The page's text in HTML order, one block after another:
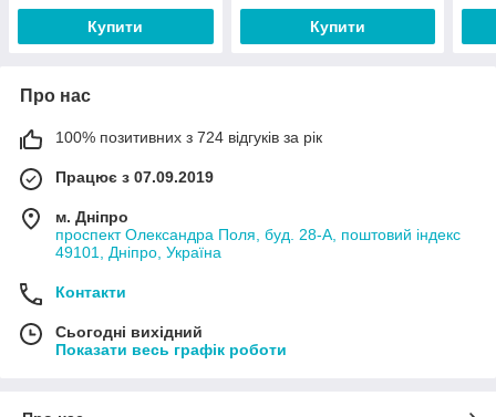
Купити Купити
Про нас
100% позитивних з 724 відгуків за рік
Працює з 07.09.2019
м. Дніпро
проспект Олександра Поля, буд. 28-А, поштовий індекс
49101, Дніпро, Україна
Контакти
Сьогодні вихідний
Показати весь графік роботи